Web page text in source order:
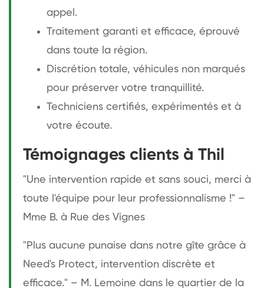
appel.
Traitement garanti et efficace, éprouvé
dans toute la région.
Discrétion totale, véhicules non marqués
pour préserver votre tranquillité.
Techniciens certifiés, expérimentés et à
votre écoute.
Témoignages clients à Thil
"Une intervention rapide et sans souci, merci à
toute l'équipe pour leur professionnalisme !" –
Mme B. à Rue des Vignes
"Plus aucune punaise dans notre gîte grâce à
Need's Protect, intervention discrète et
efficace." – M. Lemoine dans le quartier de la